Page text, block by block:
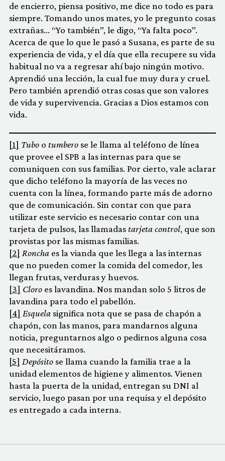
de encierro, piensa positivo, me dice no todo es para
siempre. Tomando unos mates, yo le pregunto cosas
extrañas… “Yo también”, le digo, “Ya falta poco”.
Acerca de que lo que le pasó a Susana, es parte de su
experiencia de vida, y el día que ella recupere su vida
habitual no va a regresar ahí bajo ningún motivo.
Aprendió una lección, la cual fue muy dura y cruel.
Pero también aprendió otras cosas que son valores
de vida y supervivencia. Gracias a Dios estamos con
vida.
[1] Tubo o tumbero se le llama al teléfono de línea
que provee el SPB a las internas para que se
comuniquen con sus familias. Por cierto, vale aclarar
que dicho teléfono la mayoría de las veces no
cuenta con la línea, formando parte más de adorno
que de comunicación. Sin contar con que para
utilizar este servicio es necesario contar con una
tarjeta de pulsos, las llamadastarjeta control, que son
provistas por las mismas familias.
[2] Roncha es la vianda que les llega a las internas
que no pueden comer la comida del comedor, les
llegan frutas, verduras y huevos.
[3] Cloro es lavandina. Nos mandan solo 5 litros de
lavandina para todo el pabellón.
[4] Esquela significa nota que se pasa de chapón a
chapón, con las manos, para mandarnos alguna
noticia, preguntarnos algo o pedirnos alguna cosa
que necesitáramos.
[5] Depósito se llama cuando la familia trae a la
unidad elementos de higiene y alimentos. Vienen
hasta la puerta de la unidad, entregan su DNI al
servicio, luego pasan por una requisa y el depósito
es entregado a cada interna.